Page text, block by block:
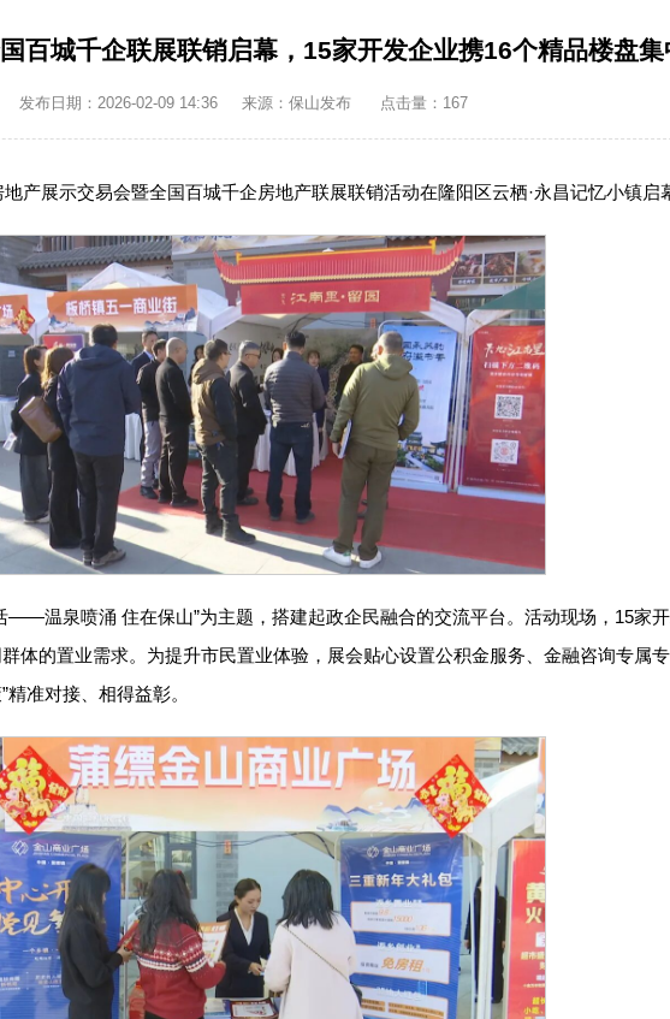
百城千企联展联销启幕，15家开发企业携16个精品楼盘集
发布日期：2026-02-09 14:36 来源：保山发布 点击量： 167
产展示交易会暨全国百城千企房地产联展联销活动在隆阳区云栖·永昌记忆小镇启
——温泉喷涌 住在保山”为主题，搭建起政企民融合的交流平台。活动现场，15家
体的置业需求。为提升市民置业体验，展会贴心设置公积金服务、金融咨询专属
精准对接、相得益彰。